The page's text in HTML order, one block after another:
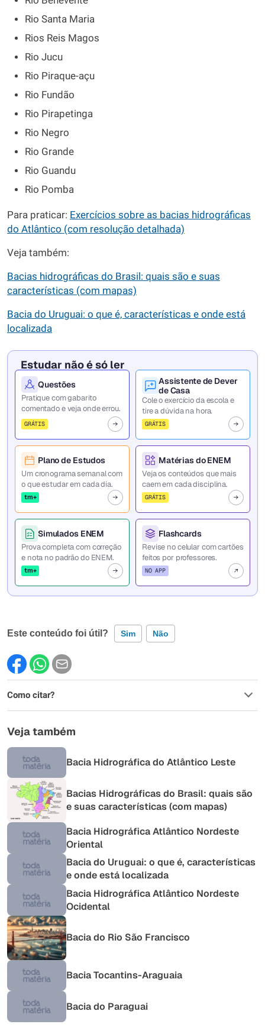
Rio Santa Maria
Rios Reis Magos
Rio Jucu
Rio Piraque-açu
Rio Fundão
Rio Pirapetinga
Rio Negro
Rio Grande
Rio Guandu
Rio Pomba
Para praticar: Exercícios sobre as bacias hidrográficas
do Atlântico (com resolução detalhada)
Veja também:
Bacias hidrográficas do Brasil: quais são e suas
características (com mapas)
Bacia do Uruguai: o que é, características e onde está
localizada
Estudar não é só ler
Questões
Pratique com gabarito
comentado e veja onde errou.
GRÁTIS
Assistente de Dever
de Casa
Cole o exercício da escola e
tire a dúvida na hora.
GRÁTIS
Plano de Estudos
Um cronograma semanal com
o que estudar em cada dia.
tm+
Matérias do ENEM
Veja os conteúdos que mais
caem em cada disciplina.
GRÁTIS
Simulados ENEM
Prova completa com correção
e nota no padrão do ENEM.
tm+
Flashcards
Revise no celular com cartões
feitos por professores.
NO APP
Este conteúdo foi útil? Sim Não
Este conteúdo contém informação incorreta
Este conteúdo não tem a informação que procuro
Como citar?
Veja também
Bacia Hidrográfica do Atlântico Leste
Bacias Hidrográficas do Brasil: quais são
e suas características (com mapas)
Bacia Hidrográfica Atlântico Nordeste
Oriental
Bacia do Uruguai: o que é, características
e onde está localizada
Bacia Hidrográfica Atlântico Nordeste
Ocidental
Bacia do Rio São Francisco
Bacia Tocantins-Araguaia
Bacia do Paraguai